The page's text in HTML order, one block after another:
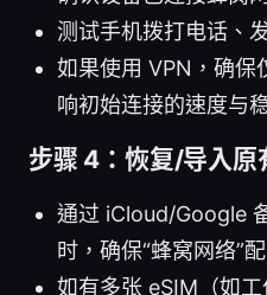
测试手机拨打电话、
如果使用 VPN，确保
响初始连接的速度与
步骤 4：恢复/导入原
通过 iCloud/Google
时，确保“蜂窝网络”
如有多张 eSIM（如